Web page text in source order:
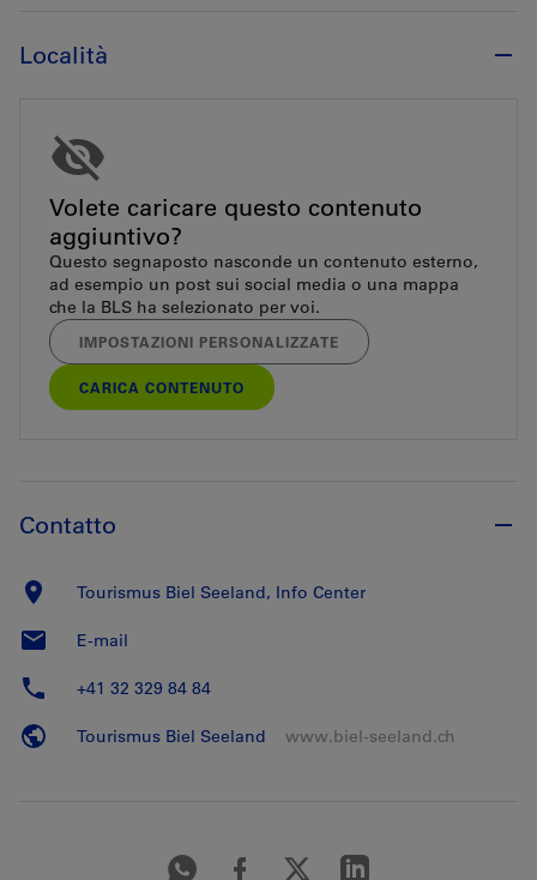
Località
Volete caricare questo contenuto
aggiuntivo?
Questo segnaposto nasconde un contenuto esterno,
ad esempio un post sui social media o una mappa
che la BLS ha selezionato per voi.
IMPOSTAZIONI PERSONALIZZATE
CARICA CONTENUTO
Contatto
Tourismus Biel Seeland, Info Center
E-mail
+41 32 329 84 84
Tourismus Biel Seeland www.biel-seeland.ch